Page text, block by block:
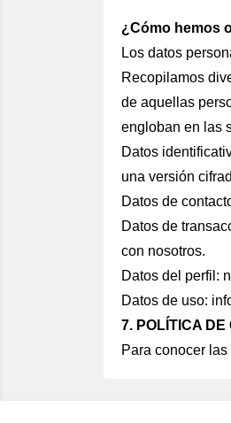
¿Cómo hemos
Los datos
Recopilamos
de aquellas
engloban en las
Datos
una versión
Datos de
Datos de
con nosotros.
Datos del perfil:
Datos de uso:
7. POLÍTICA DE
Para conocer